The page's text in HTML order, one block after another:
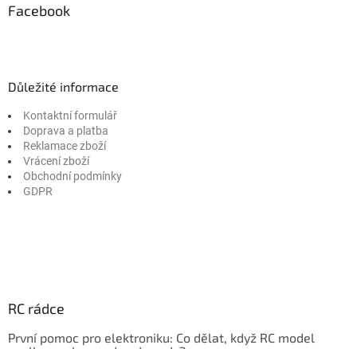
Facebook
Důležité informace
Kontaktní formulář
Doprava a platba
Reklamace zboží
Vrácení zboží
Obchodní podmínky
GDPR
RC rádce
První pomoc pro elektroniku: Co dělat, když RC model